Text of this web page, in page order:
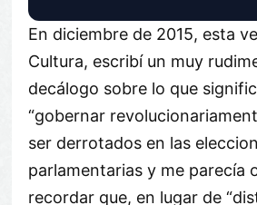
En diciembre de 2015, esta
Cultura, escribí un muy
decálogo sobre lo que
“gobernar
ser derrotados en las
parlamentarias y me parecía
recordar que, en lugar de